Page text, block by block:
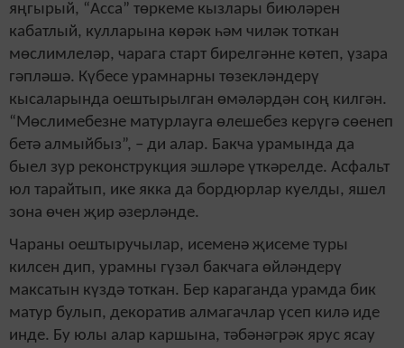
яңгырый, “Асса” төркеме кызлары биюләрен
кабатлый, кулларына көрәк һәм чиләк тоткан
мөслимлеләр, чарага старт бирелгәнне көтеп, үзара
гәпләшә. Күбесе урамнарны төзекләндерү
кысаларында оештырылган өмәләрдән соң килгән.
“Мөслимебезне матурлауга өлешебез керүгә сөенеп
бетә алмыйбыз”, – ди алар. Бакча урамында да
быел зур реконструкция эшләре үткәрелде. Асфальт
юл тарайтып, ике якка да бордюрлар куелды, яшел
зона өчен җир әзерләнде.
Чараны оештыручылар, исеменә җисеме туры
килсен дип, урамны гүзәл бакчага өйләндерү
максатын күздә тоткан. Бер караганда урамда бик
матур булып, декоратив алмагачлар үсеп килә иде
инде. Бу юлы алар каршына, тәбәнәгрәк ярус ясау